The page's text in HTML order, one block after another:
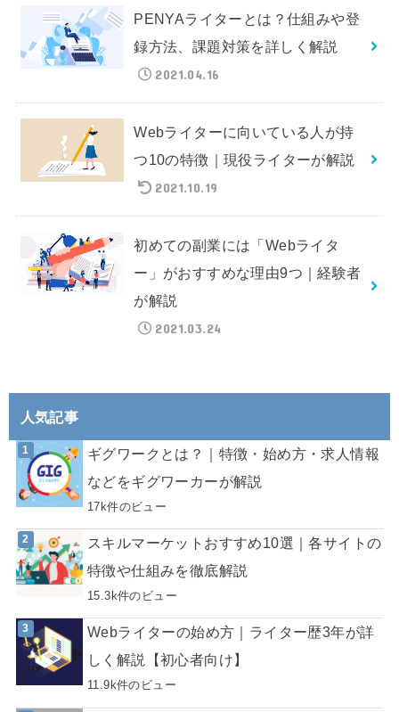
PENYAライターとは？仕組みや登
録方法、課題対策を詳しく解説
2021.04.16
Webライターに向いている人が持
つ10の特徴｜現役ライターが解説
2021.10.19
初めての副業には「Webライタ
ー」がおすすめな理由9つ｜経験者
が解説
2021.03.24
人気記事
ギグワークとは？｜特徴・始め方・求人情報
などをギグワーカーが解説
17k件のビュー
スキルマーケットおすすめ10選｜各サイトの
特徴や仕組みを徹底解説
15.3k件のビュー
Webライターの始め方｜ライター歴3年が詳
しく解説【初心者向け】
11.9k件のビュー